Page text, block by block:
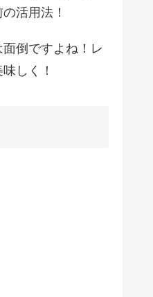
活用法！
倒ですよね！レ
しく！